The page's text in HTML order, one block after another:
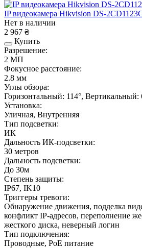
IP видеокамера Hikvision DS-
Нет в наличии
2 967 ₴
Купить
Разрешение:
2 МП
Фокусное расстояние:
2.8 мм
Углы обзора:
Горизонтальный: 114°, Вертикальный:
Установка:
Уличная, Внутренняя
Тип подсветки:
ИК
Дальность ИК-подсветки:
30 метров
Дальность подсветки:
До 30м
Степень защиты:
IP67, IK10
Триггеры тревоги:
Обнаружение движения, подделка
конфликт IP-адресов, переполнение
жесткого диска, неверный логин
Тип подключения:
Проводные, PoE питание